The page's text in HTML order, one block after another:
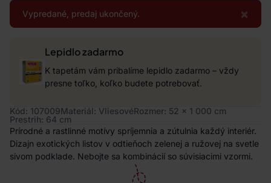
×
Vypredané, predaj ukončený.
Lepidlo zadarmo
K tapetám vám pribalíme lepidlo zadarmo – vždy
presne toľko, koľko budete potrebovať.
Kód: 107009Materiál: VliesovéRozmer: 52 x 1 000 cm
Prestrih: 64 cm
Prírodné a rastlinné motívy spríjemnia a zútulnia každý interiér.
Dizajn exotických listov v odtieňoch zelenej a ružovej na svetle
sivom podklade. Nebojte sa kombinácií so súvisiacimi vzormi.